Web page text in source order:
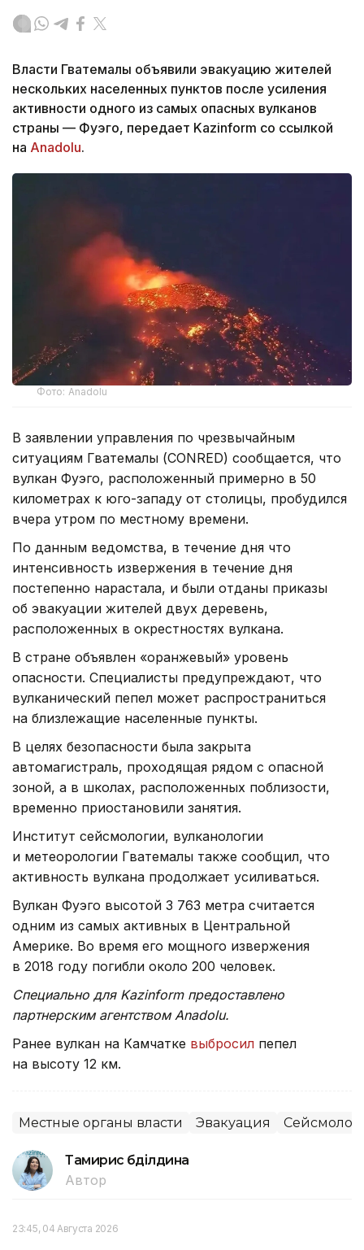
Власти Гватемалы объявили эвакуацию жителей
нескольких населенных пунктов после усиления
активности одного из самых опасных вулканов
страны — Фуэго, передает Kazinform со ссылкой
на Anadolu.
Фото: Anadolu
В заявлении управления по чрезвычайным
ситуациям Гватемалы (CONRED) сообщается, что
вулкан Фуэго, расположенный примерно в 50
километрах к юго-западу от столицы, пробудился
вчера утром по местному времени.
По данным ведомства, в течение дня что
интенсивность извержения в течение дня
постепенно нарастала, и были отданы приказы
об эвакуации жителей двух деревень,
расположенных в окрестностях вулкана.
В стране объявлен «оранжевый» уровень
опасности. Специалисты предупреждают, что
вулканический пепел может распространиться
на близлежащие населенные пункты.
В целях безопасности была закрыта
автомагистраль, проходящая рядом с опасной
зоной, а в школах, расположенных поблизости,
временно приостановили занятия.
Институт сейсмологии, вулканологии
и метеорологии Гватемалы также сообщил, что
активность вулкана продолжает усиливаться.
Вулкан Фуэго высотой 3 763 метра считается
одним из самых активных в Центральной
Америке. Во время его мощного извержения
в 2018 году погибли около 200 человек.
Специально для Kazinform предоставлено
партнерским агентством Anadolu.
Ранее вулкан на Камчатке выбросил пепел
на высоту 12 км.
Местные органы власти Эвакуация
Тамирис Әбділдина
Автор
23:45, 04 Августа 2026